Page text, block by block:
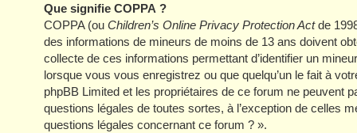
Que signifie COPPA ?
COPPA (ou Children’s Online Privacy Protection Actde
des informations de mineurs de moins de 13 ans doivent
collecte de ces informations permettant d’identifier un
lorsque vous vous enregistrez ou que quelqu’un le fait à
phpBB Limited et les propriétaires de ce forum ne peuvent
questions légales de toutes sortes, à l’exception de celles
questions légales concernant ce forum ? ».